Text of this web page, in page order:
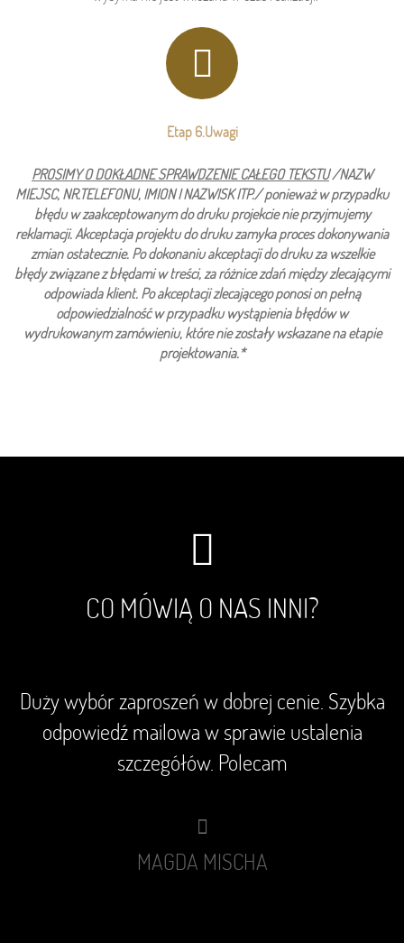
Etap 6.Uwagi
PROSIMY ODOKŁADNE SPRAWDZENIE CAŁEGO TEKSTU/NAZW
MIEJSC, NR.TELEFONU, IMION I NAZWISK ITP./ ponieważ w przypadku
błędu w zaakceptowanym do druku projekcie nie przyjmujemy
reklamacji.Akceptacja projektu do druku zamyka proces dokonywania
zmian ostatecznie.Po dokonaniu akceptacji do druku za wszelkie
błędy związane z błędami w treści, za różnice zdań między zlecającymi
odpowiada klient. Po akceptacji zlecającego ponosi on pełną
odpowiedzialność w przypadku wystąpienia błędów w
wydrukowanym zamówieniu, które nie zostały wskazane na etapie
projektowania.*
CO MÓWIĄ O NAS INNI?
Duży wybór zaproszeń w dobrej cenie. Szybka
odpowiedź mailowa w sprawie ustalenia
szczegółów. Polecam
MAGDA MISCHA